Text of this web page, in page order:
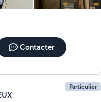
Contacter
Particulier